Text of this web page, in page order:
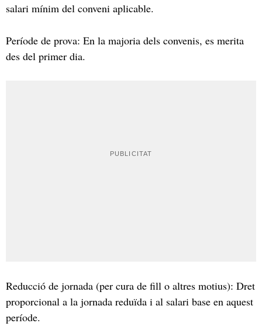
salari mínim del conveni aplicable.
Període de prova: En la majoria dels convenis, es merita
des del primer dia.
Reducció de jornada (per cura de fill o altres motius): Dret
proporcional a la jornada reduïda i al salari base en aquest
període.